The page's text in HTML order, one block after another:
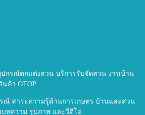
ปกรณ์ตกแต่งสวน บริการรับจัดสวน งานบ้าน
ค้า OTOP
ณ์ สาระความรู้ด้านการเกษตร บ้านและสวน
บทความ รูปภาพ และวีดีโอ